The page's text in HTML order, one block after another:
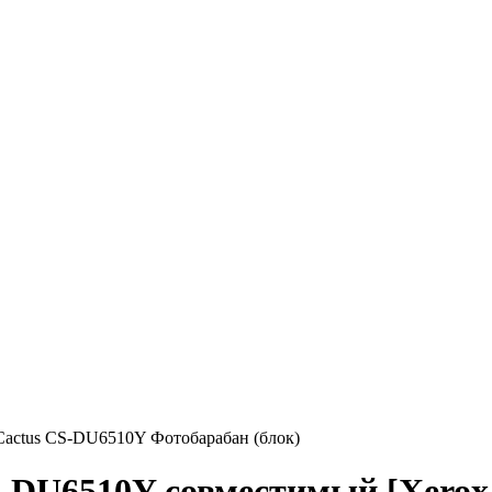
CS-DU6510Y Фотобарабан (блок)